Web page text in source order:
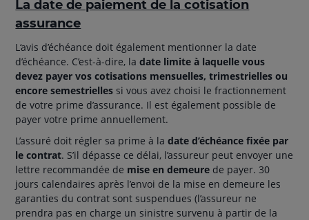
La date de paiement de la cotisation
assurance
L‘avis d’échéance doit également mentionner la date
d’échéance. C’est-à-dire, ladate limite à laquelle vous
devez payer vos cotisations mensuelles, trimestrielles ou
encore semestrielles si vous avez choisi le fractionnement
de votre prime d’assurance. Il est également possible de
payer votre prime annuellement.
L’assuré doit régler sa prime à ladate d’échéance fixée par
le contrat. S’il dépasse ce délai, l’assureur peut envoyer une
lettre recommandée de mise en demeure de payer. 30
jours calendaires après l’envoi de la mise en demeure les
garanties du contrat sont suspendues (l’assureur ne
prendra pas en charge un sinistre survenu à partir de la